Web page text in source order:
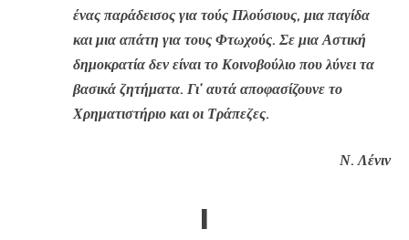
ένας παράδεισος για τούς Πλούσιους, μια παγίδα
και μια απάτη για τους Φτωχούς. Σε μια Αστική
δημοκρατία δεν είναι το Κοινοβούλιο που λύνει τα
βασικά ζητήματα. Γι’ αυτά αποφασίζουνε το
Χρηματιστήριο και οι Τράπεζες.
Ν. Λένιν
I